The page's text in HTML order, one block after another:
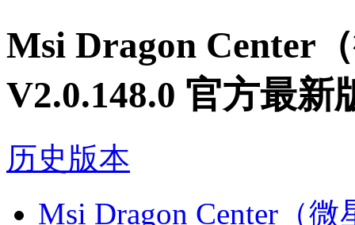
Msi Dragon Center
V2.0.148.0 官方最新
历史版本
Msi Dragon Center（